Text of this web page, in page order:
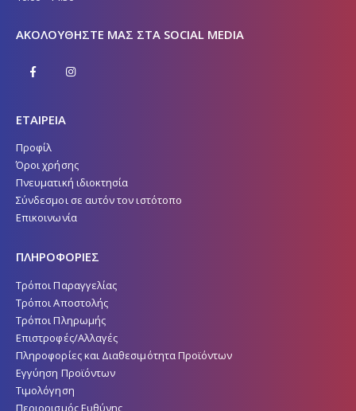
ΑΚΟΛΟΥΘΉΣΤΕ ΜΑΣ ΣΤΑ SOCIAL MEDIA
ΕΤΑΙΡΕΙΑ
Προφίλ
Όροι χρήσης
Πνευματική ιδιοκτησία
Σύνδεσμοι σε αυτόν τον ιστότοπο
Επικοινωνία
ΠΛΗΡΟΦΟΡΙΕΣ
Τρόποι Παραγγελίας
Τρόποι Αποστολής
Τρόποι Πληρωμής
Επιστροφές/Αλλαγές
Πληροφορίες και Διαθεσιμότητα Προϊόντων
Εγγύηση Προϊόντων
Τιμολόγηση
Περιορισμός Ευθύνης